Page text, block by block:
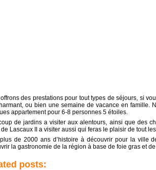
des prestations pour tout types de séjours, si
ou bien une semaine de vacance en famille.
appartement pour 6-8 personnes 5 étoiles.
de jardins a visiter aux alentours, ainsi que des
Lascaux II a visiter aussi qui feras le plaisir de tout
de 2000 ans d’histoire à découvrir pour la ville
la gastronomie de la région à base de foie gras et de
posts: